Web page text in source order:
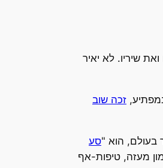
ואת שיריו. לא יאיר
זכה שוב
בעולם, הוא "סע
מעזה, טיפות-אף